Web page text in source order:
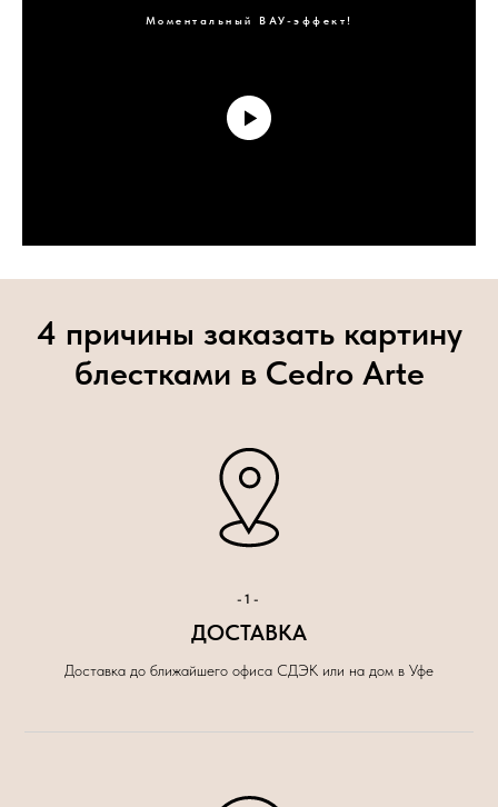
Моментальный ВАУ-эффект!
4 причины заказать картину
блестками в Cedro Arte
-1-
ДОСТАВКА
Доставка до ближайшего офиса СДЭК или на дом в Уфе